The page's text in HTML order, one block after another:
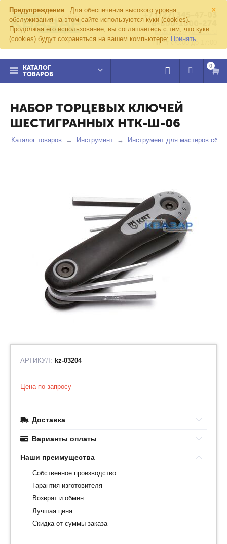
×
Предупреждение
Для обеспечения высокого уровня
обслуживания на этом сайте используются куки (cookies).
Продолжая его использование, вы соглашаетесь с тем, что куки
(cookies) будут сохраняться на вашем компьютере: Принять
+7 (727) 345-47-03
8-800-1000-274
kvazar91@yandex.ru
Пн-пт с 8:00 до 17:00
КАТАЛОГ
ТОВАРОВ
0
НАБОР ТОРЦЕВЫХ КЛЮЧЕЙ
ШЕСТИГРАННЫХ НТК-Ш-06
Каталог товаров Инструмент Инструмент для мастеров
АРТИКУЛ: kz-03204
Цена по запросу
Доставка
Варианты оплаты
Наши преимущества
Собственное производство
Гарантия изготовителя
Возврат и обмен
Лучшая цена
Скидка от суммы заказа